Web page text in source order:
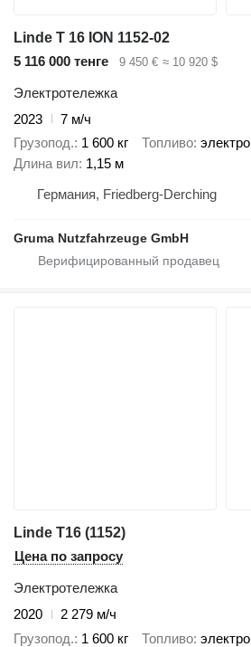
Linde T 16 ION 1152-02
5 116 000 тенге
9 450 € ≈ 10 920 $
Электротележка
2023
7 м/ч
Грузопод. 1 600 кг Топливо электро
Длина вил 1,15 м
Германия, Friedberg-Derching
Gruma Nutzfahrzeuge GmbH
Linde T16 (1152)
Цена по запросу
Электротележка
2020
2 279 м/ч
Грузопод. 1 600 кг Топливо электро